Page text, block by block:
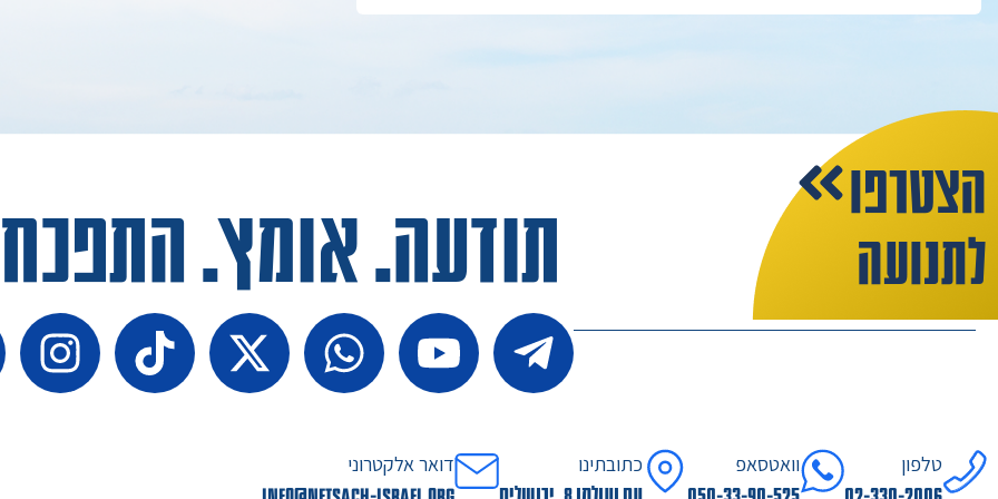
הצטרפו
לתנועה
תודעה. אומץ.
טלפון
וואטסאפ
כתובתינו
דואר אלקטרוני